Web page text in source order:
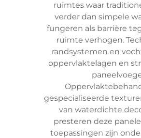
ruimtes waar
verder dan simpele
fungeren als barrière
ruimte verhogen.
randsystemen en
oppervlaktelagen en
gespecialiseerde
van waterdichte
presteren deze
toepassingen zijn